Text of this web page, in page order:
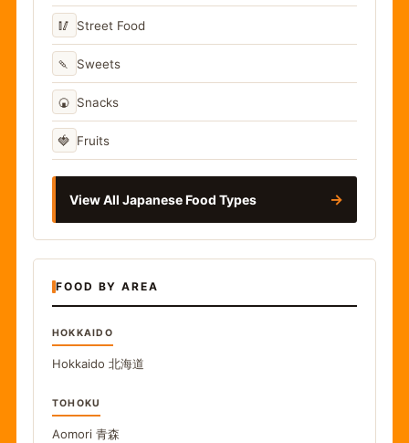
🥢 Street Food
🍡 Sweets
🍘 Snacks
🍓 Fruits
View All Japanese Food Types →
FOOD BY AREA
HOKKAIDO
Hokkaido 北海道
TOHOKU
Aomori 青森